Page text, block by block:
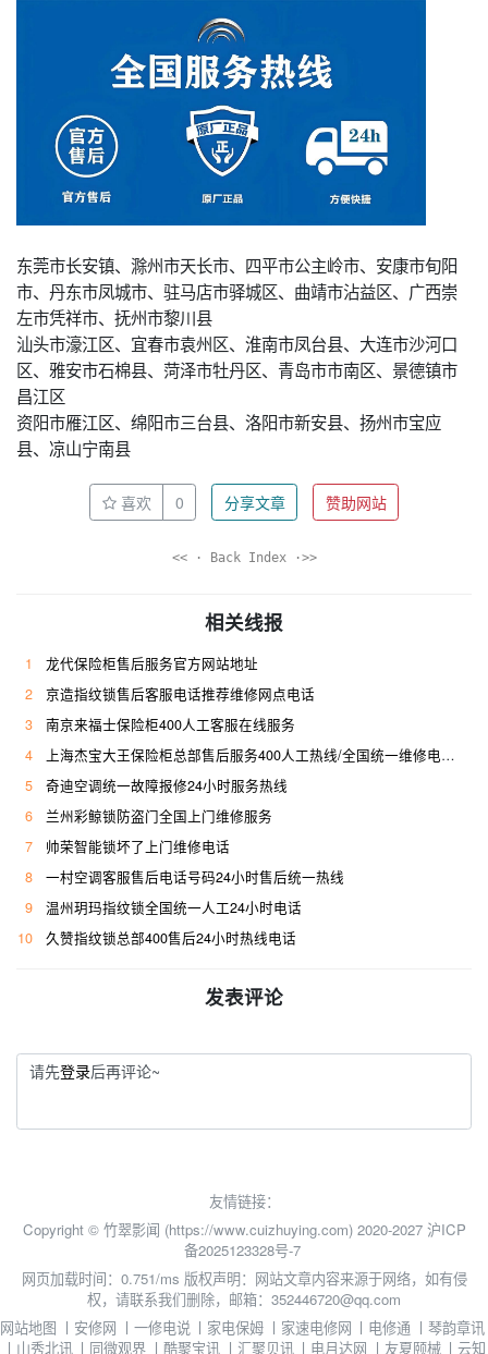
东莞市长安镇、滁州市天长市、四平市公主岭市、安康市旬阳
市、丹东市凤城市、驻马店市驿城区、曲靖市沾益区、广西崇
左市凭祥市、抚州市黎川县
汕头市濠江区、宜春市袁州区、淮南市凤台县、大连市沙河口
区、雅安市石棉县、菏泽市牡丹区、青岛市市南区、景德镇市
昌江区
资阳市雁江区、绵阳市三台县、洛阳市新安县、扬州市宝应
县、凉山宁南县
喜欢 0 分享文章 赞助网站
<< · Back Index ·>>
相关线报
1
龙代保险柜售后服务官方网站地址
2
京造指纹锁售后客服电话推荐维修网点电话
3
南京来福士保险柜400人工客服在线服务
4
上海杰宝大王保险柜总部售后服务400人工热线/全国统一维修电话是多少
5
奇迪空调统一故障报修24小时服务热线
6
兰州彩鲸锁防盗门全国上门维修服务
7
帅荣智能锁坏了上门维修电话
8
一村空调客服售后电话号码24小时售后统一热线
9
温州玥玛指纹锁全国统一人工24小时电话
10
久赞指纹锁总部400售后24小时热线电话
发表评论
请先登录后再评论~
友情链接：
Copyright © 竹翠影闻 (https://www.cuizhuying.com) 2020-2027 沪ICP
备2025123328号-7
网页加载时间：0.751/ms 版权声明：网站文章内容来源于网络，如有侵
权，请联系我们删除，邮箱：352446720@qq.com
网站地图 丨 安修网 丨 一修电说 丨 家电保姆 丨 家速电修网 丨 电修通 丨琴韵章讯
丨 山秀北讯 丨 同微观界 丨 酷聚宝讯 丨 汇聚贝讯 丨 电月达网 丨 友夏颐械 丨云知